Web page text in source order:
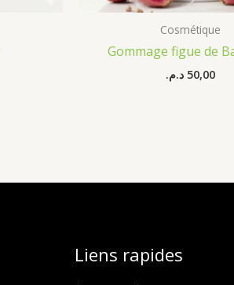
Cosmétique
Gommage figue de
50,00 د.م.
Liens rapides